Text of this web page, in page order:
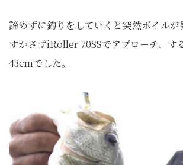
諦めずに釣りをしていくと突然ボイルが
すかさずiRoller 70SSでアプローチ、す
43cmでした。